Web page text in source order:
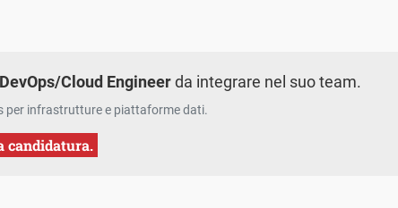
Cloud Engineerda integrare nel suo team.
per infrastrutture e piattaforme dati.
candidatura.